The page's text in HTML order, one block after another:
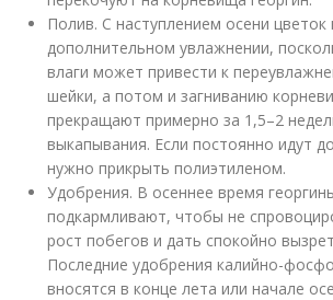
Полив. С наступлением осени цветок
дополнительном увлажнении,
влаги может привести к
шейки, а потом и загниванию
прекращают примерно за 1,5–2
выкапывания. Если постоянно идут
нужно прикрыть полиэтиленом.
Удобрения. В осеннее время
подкармливают, чтобы не
рост побегов и дать спокойно
Последние удобрения калийно-
вносятся в конце лета или начале